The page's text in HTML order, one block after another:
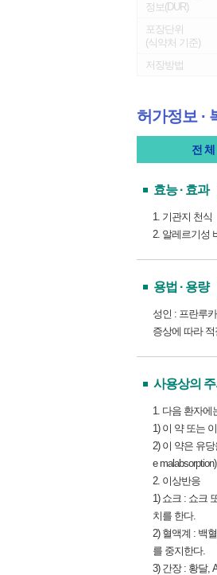
정보(DUR)
포장단위
(식약처 기준)
저장방법
허가정보 ∙
전 체
효능 · 효과
1. 기관지 천식
2. 알레르기성
용법 · 용량
성인 : 프란루
증상에 따라
사용상의
1. 다음 환자에
1) 이 약 또는
2) 이 약은 유
e
2. 이상반응
1) 쇼크 : 쇼크
치를 한다.
2) 혈액계 : 백
를 중지한다.
3) 간장 : 황달,